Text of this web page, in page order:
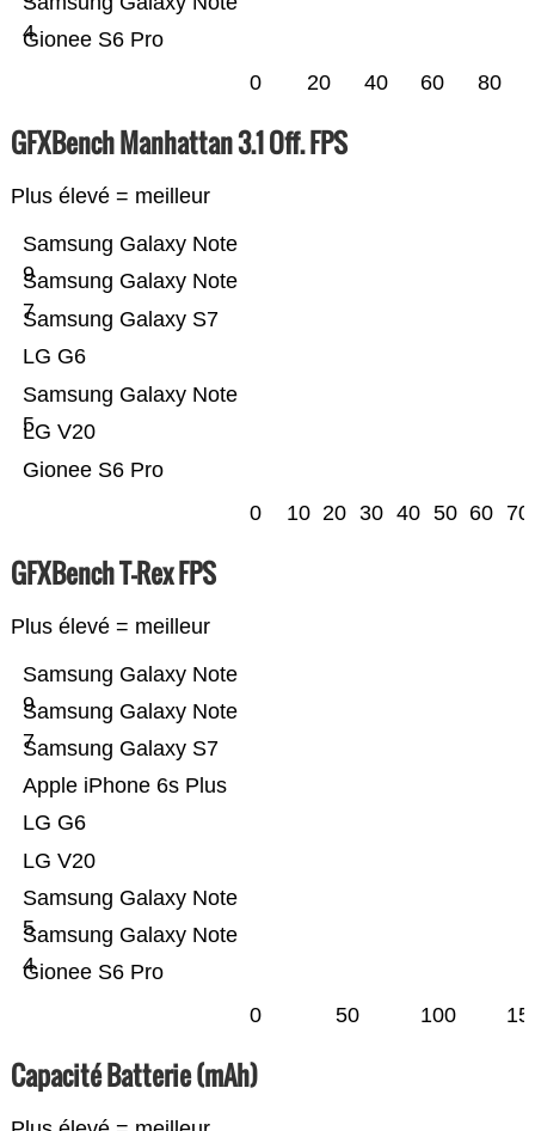
Gionee S6 Pro
4
0 20 40 60 80
GFXBench Manhattan 3.1 Off. FPS
Plus élevé = meilleur
Gionee S6 Pro
LG V20
Samsung Galaxy Note
5
LG G6
Samsung Galaxy S7
Samsung Galaxy Note
7
Samsung Galaxy Note
9
0 10 20 30 40 50 60 70
GFXBench T-Rex FPS
Plus élevé = meilleur
Gionee S6 Pro
Samsung Galaxy Note
4
Samsung Galaxy Note
5
LG V20
LG G6
Apple iPhone 6s Plus
Samsung Galaxy S7
Samsung Galaxy Note
7
Samsung Galaxy Note
9
0 50 100
Capacité Batterie (mAh)